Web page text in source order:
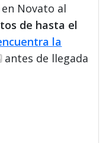
Novato al
de hasta el
la
antes de llegada